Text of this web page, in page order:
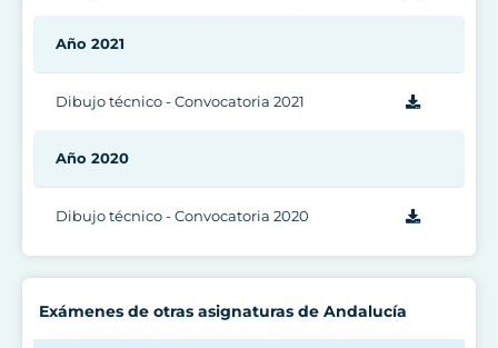
Exámenes de otras asignaturas de Andalucía
Año 2021
Dibujo técnico - Convocatoria 2021
Año 2020
Dibujo técnico - Convocatoria 2020